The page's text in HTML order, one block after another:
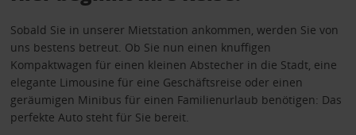
Sobald Sie in unserer Mietstation ankommen, werden Sie von
uns bestens betreut. Ob Sie nun einen knuffigen
Kompaktwagen für einen kleinen Abstecher in die Stadt, eine
elegante Limousine für eine Geschäftsreise oder einen
geräumigen Minibus für einen Familienurlaub benötigen: Das
perfekte Auto steht für Sie bereit.